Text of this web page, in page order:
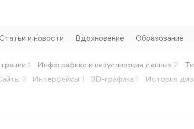
Статьи и новости Вдохновение Образование
1 Инфографика и визуализация данных 2
3 Интерфейсы 1 3D-графика 1 История